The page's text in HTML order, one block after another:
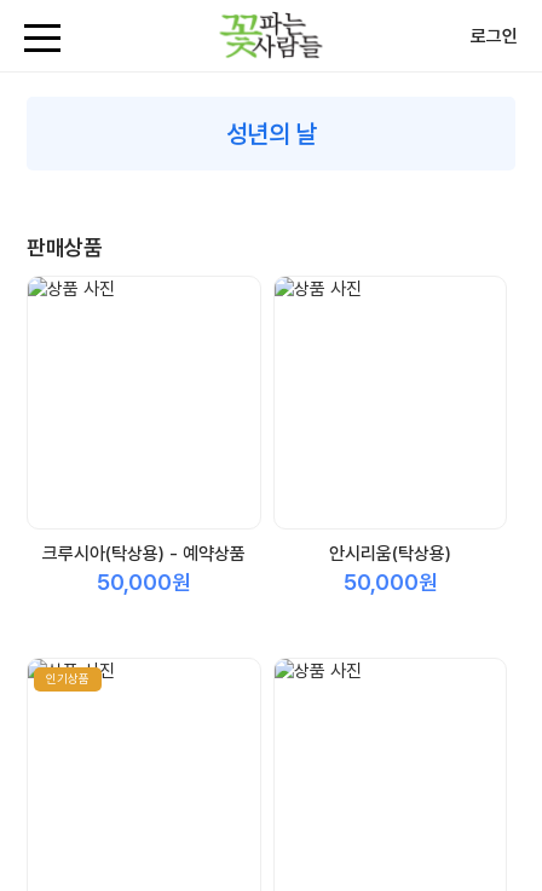
로그인
성년의 날
판매상품
크루시아(탁상용) - 예약상품
50,000원
안시리움(탁상용)
50,000원
인기상품